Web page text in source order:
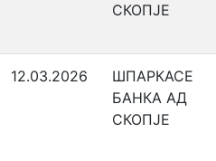
СКОПЈЕ
12.03.2026
ШПАРКАСЕ
БАНКА АД
СКОПЈЕ